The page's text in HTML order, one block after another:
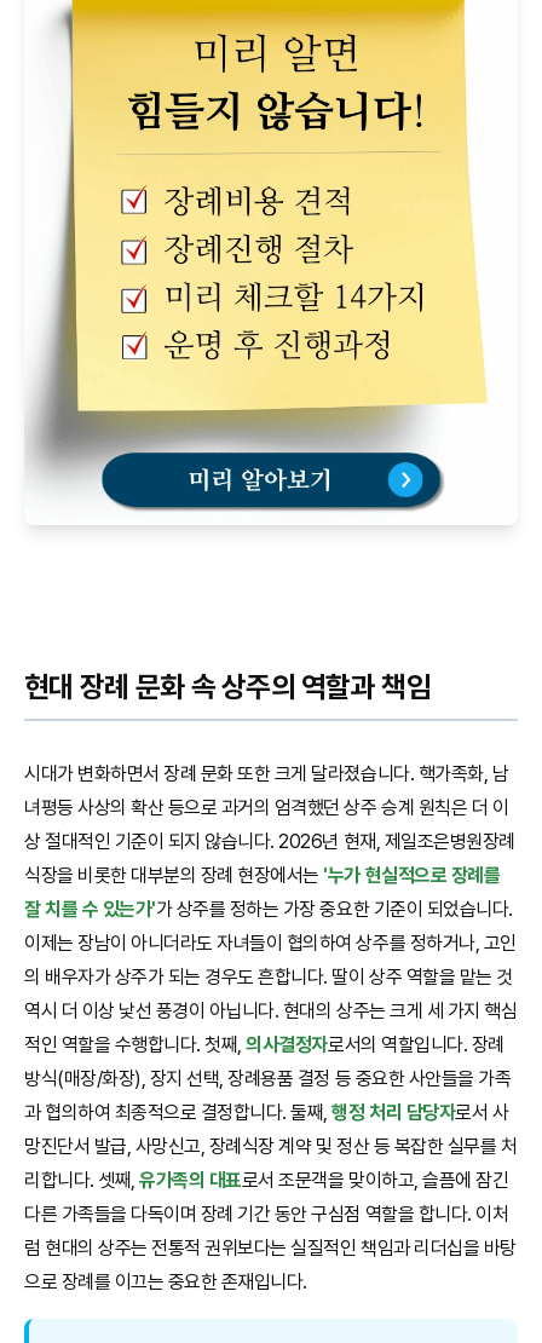
현대 장례 문화 속 상주의 역할과 책임
시대가 변화하면서 장례 문화 또한 크게 달라졌습니다. 핵가족화, 남
녀평등 사상의 확산 등으로 과거의 엄격했던 상주 승계 원칙은 더 이
상 절대적인 기준이 되지 않습니다. 2026년 현재, 제일조은병원장례
식장을 비롯한 대부분의 장례 현장에서는 '누가 현실적으로 장례를
잘 치를 수 있는가'가 상주를 정하는 가장 중요한 기준이 되었습니다.
이제는 장남이 아니더라도 자녀들이 협의하여 상주를 정하거나, 고인
의 배우자가 상주가 되는 경우도 흔합니다. 딸이 상주 역할을 맡는 것
역시 더 이상 낯선 풍경이 아닙니다. 현대의 상주는 크게 세 가지 핵심
적인 역할을 수행합니다. 첫째,의사결정자로서의 역할입니다. 장례
방식(매장/화장), 장지 선택, 장례용품 결정 등 중요한 사안들을 가족
과 협의하여 최종적으로 결정합니다. 둘째,행정 처리 담당자로서 사
망진단서 발급, 사망신고, 장례식장 계약 및 정산 등 복잡한 실무를 처
리합니다. 셋째,유가족의 대표로서 조문객을 맞이하고, 슬픔에 잠긴
다른 가족들을 다독이며 장례 기간 동안 구심점 역할을 합니다. 이처
럼 현대의 상주는 전통적 권위보다는 실질적인 책임과 리더십을 바탕
으로 장례를 이끄는 중요한 존재입니다.